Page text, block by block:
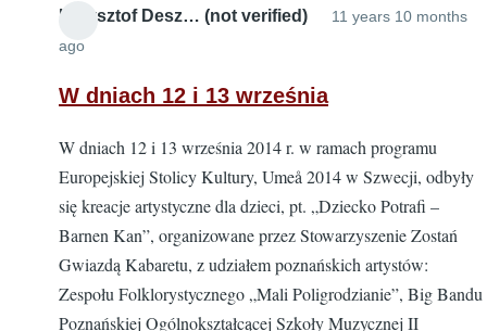
Krzysztof Desz… (not verified)
11 years 10 months
ago
W dniach 12 i 13 września
W dniach 12 i 13 września 2014 r. w ramach programu
Europejskiej Stolicy Kultury, Umeå 2014 w Szwecji, odbyły
się kreacje artystyczne dla dzieci, pt. „Dziecko Potrafi –
Barnen Kan”, organizowane przez Stowarzyszenie Zostań
Gwiazdą Kabaretu, z udziałem poznańskich artystów:
Zespołu Folklorystycznego „Mali Poligrodzianie”, Big Bandu
Poznańskiej Ogólnokształcącej Szkoły Muzycznej II